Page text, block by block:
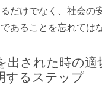
だけでなく、社会の
あることを忘れては
出された時の適
するステップ